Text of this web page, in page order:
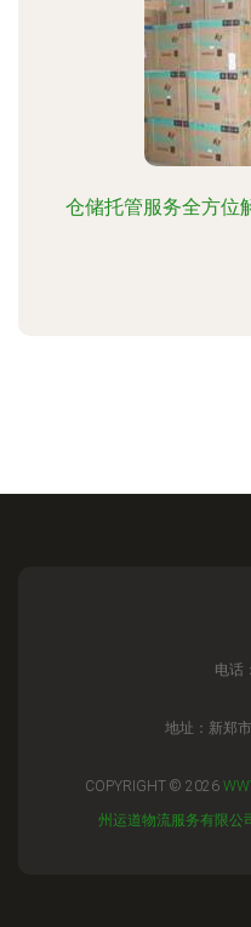
仓储托管服务全方位
电话
地址：新郑
COPYRIGHT © 2026
州运道物流服务有限公